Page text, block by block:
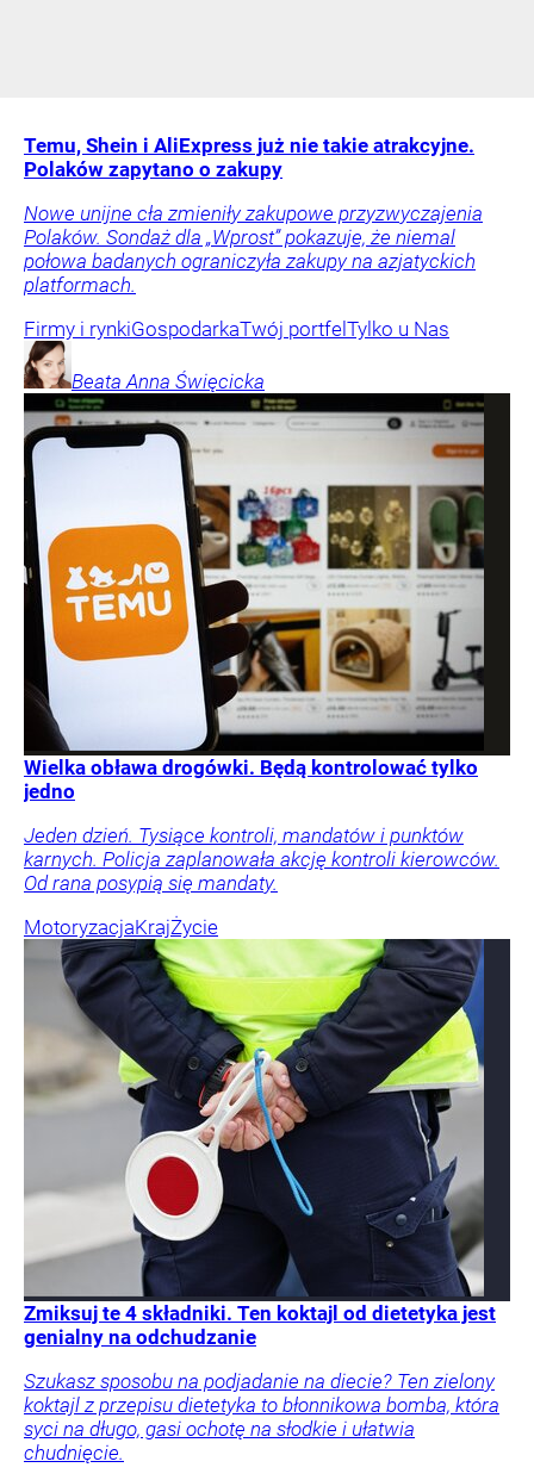
Temu, Shein i AliExpress już nie takie atrakcyjne.
Polaków zapytano o zakupy
Nowe unijne cła zmieniły zakupowe przyzwyczajenia
Polaków. Sondaż dla „Wprost” pokazuje, że niemal
połowa badanych ograniczyła zakupy na azjatyckich
platformach.
Firmy i rynkiGospodarkaTwój portfelTylko u Nas
Beata Anna Święcicka
Wielka obława drogówki. Będą kontrolować tylko
jedno
Jeden dzień. Tysiące kontroli, mandatów i punktów
karnych. Policja zaplanowała akcję kontroli kierowców.
Od rana posypią się mandaty.
MotoryzacjaKrajŻycie
Zmiksuj te 4 składniki. Ten koktajl od dietetyka jest
genialny na odchudzanie
Szukasz sposobu na podjadanie na diecie? Ten zielony
koktajl z przepisu dietetyka to błonnikowa bomba, która
syci na długo, gasi ochotę na słodkie i ułatwia
chudnięcie.